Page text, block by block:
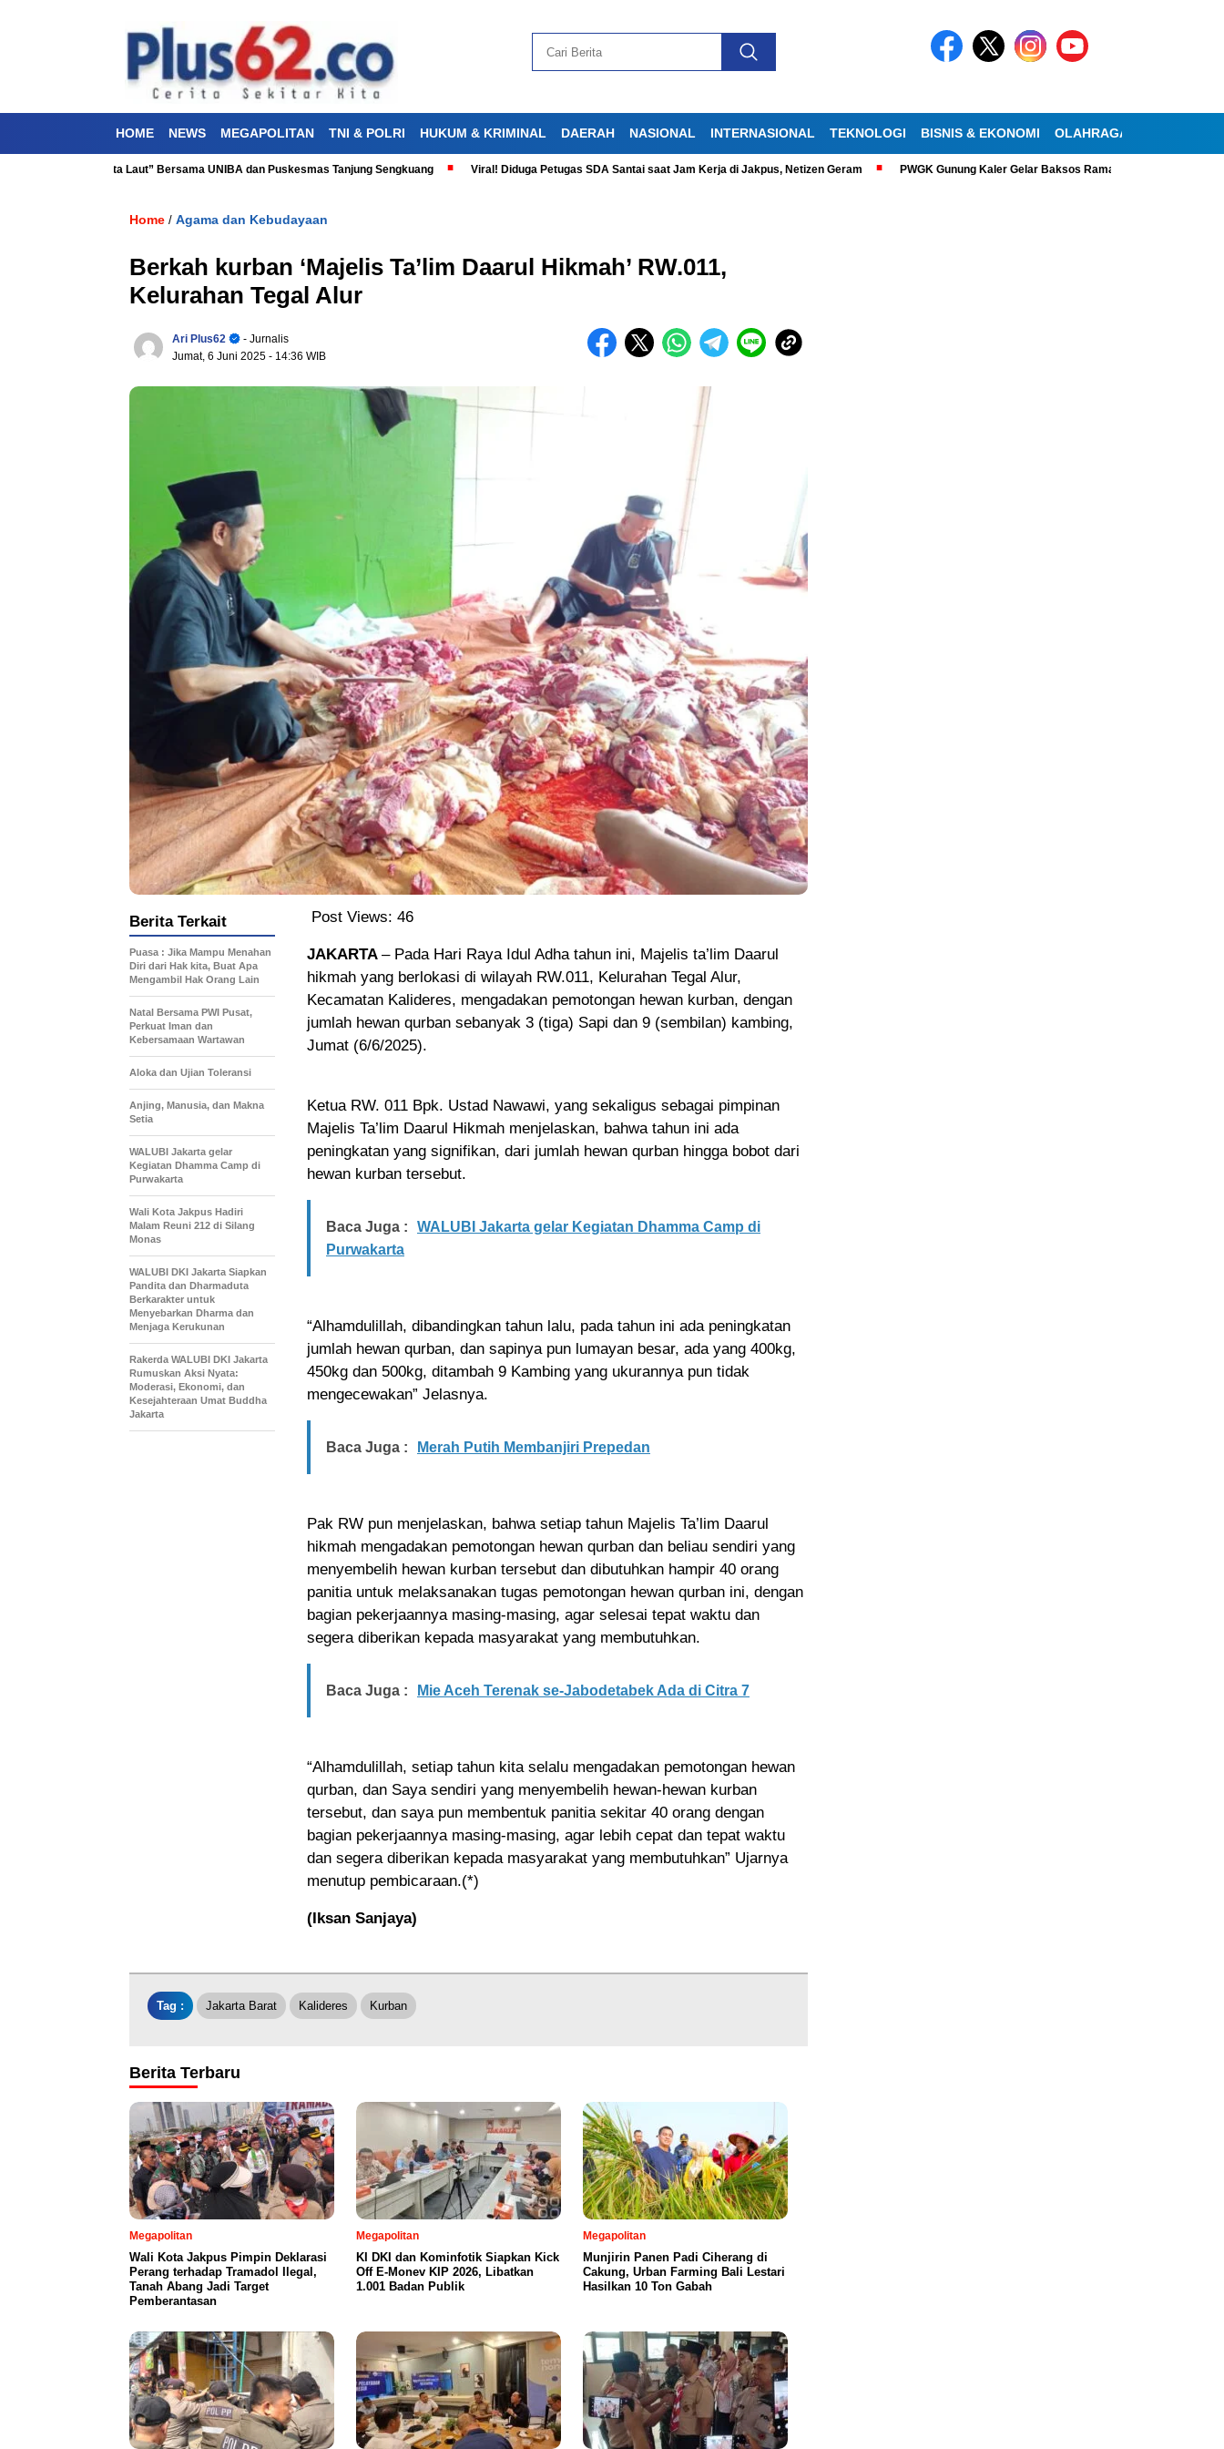
HOME NEWS MEGAPOLITAN TNI & POLRI HUKUM & KRIMINAL DAERAH NASIONAL INTERNASIONAL TEKNOLOGI BISNIS & EKONOMI OLAHRAGA
“Aku Cinta Laut” Bersama UNIBA dan Puskesmas Tanjung Sengkuang Viral! Diduga Petugas SDA Santai saat Jam Kerja di Jakpus, Netizen Geram PWGK Gunung Kaler Gelar Baksos Ramadan, Bantu Lansia
Home / Agama dan Kebudayaan
Berkah kurban ‘Majelis Ta’lim Daarul Hikmah’ RW.011,
Kelurahan Tegal Alur
Ari Plus62
- Jurnalis
Jumat, 6 Juni 2025 - 14:36 WIB
Post Views: 46
JAKARTA – Pada Hari Raya Idul Adha tahun ini, Majelis ta’lim Daarul
hikmah yang berlokasi di wilayah RW.011, Kelurahan Tegal Alur,
Kecamatan Kalideres, mengadakan pemotongan hewan kurban, dengan
jumlah hewan qurban sebanyak 3 (tiga) Sapi dan 9 (sembilan) kambing,
Jumat (6/6/2025).
Ketua RW. 011 Bpk. Ustad Nawawi, yang sekaligus sebagai pimpinan
Majelis Ta’lim Daarul Hikmah menjelaskan, bahwa tahun ini ada
peningkatan yang signifikan, dari jumlah hewan qurban hingga bobot dari
hewan kurban tersebut.
Baca Juga :
WALUBI Jakarta gelar Kegiatan Dhamma Camp di
Purwakarta
“Alhamdulillah, dibandingkan tahun lalu, pada tahun ini ada peningkatan
jumlah hewan qurban, dan sapinya pun lumayan besar, ada yang 400kg,
450kg dan 500kg, ditambah 9 Kambing yang ukurannya pun tidak
mengecewakan” Jelasnya.
Baca Juga : Merah Putih Membanjiri Prepedan
Pak RW pun menjelaskan, bahwa setiap tahun Majelis Ta’lim Daarul
hikmah mengadakan pemotongan hewan qurban dan beliau sendiri yang
menyembelih hewan kurban tersebut dan dibutuhkan hampir 40 orang
panitia untuk melaksanakan tugas pemotongan hewan qurban ini, dengan
bagian pekerjaannya masing-masing, agar selesai tepat waktu dan
segera diberikan kepada masyarakat yang membutuhkan.
Baca Juga : Mie Aceh Terenak se-Jabodetabek Ada di Citra 7
“Alhamdulillah, setiap tahun kita selalu mengadakan pemotongan hewan
qurban, dan Saya sendiri yang menyembelih hewan-hewan kurban
tersebut, dan saya pun membentuk panitia sekitar 40 orang dengan
bagian pekerjaannya masing-masing, agar lebih cepat dan tepat waktu
dan segera diberikan kepada masyarakat yang membutuhkan” Ujarnya
menutup pembicaraan.(*)
(Iksan Sanjaya)
Berita Terkait
Puasa : Jika Mampu Menahan
Diri dari Hak kita, Buat Apa
Mengambil Hak Orang Lain
Natal Bersama PWI Pusat,
Perkuat Iman dan
Kebersamaan Wartawan
Aloka dan Ujian Toleransi
Anjing, Manusia, dan Makna
Setia
WALUBI Jakarta gelar
Kegiatan Dhamma Camp di
Purwakarta
Wali Kota Jakpus Hadiri
Malam Reuni 212 di Silang
Monas
WALUBI DKI Jakarta Siapkan
Pandita dan Dharmaduta
Berkarakter untuk
Menyebarkan Dharma dan
Menjaga Kerukunan
Rakerda WALUBI DKI Jakarta
Rumuskan Aksi Nyata:
Moderasi, Ekonomi, dan
Kesejahteraan Umat Buddha
Jakarta
Tag : Jakarta Barat Kalideres Kurban
Berita Terbaru
Megapolitan
Wali Kota Jakpus Pimpin Deklarasi
Perang terhadap Tramadol Ilegal,
Tanah Abang Jadi Target
Pemberantasan
Megapolitan
KI DKI dan Kominfotik Siapkan Kick
Off E-Monev KIP 2026, Libatkan
1.001 Badan Publik
Megapolitan
Munjirin Panen Padi Ciherang di
Cakung, Urban Farming Bali Lestari
Hasilkan 10 Ton Gabah